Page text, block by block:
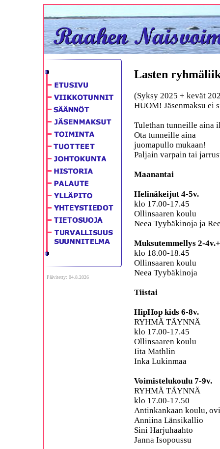
Päivitetty: 04.8.2026
Lasten
(Syksy 2025 + kevät
HUOM! Jäsenmaksu ei
Tulethan tunneille aina
Ota tunneille aina
juomapullo mukaan!
Paljain varpain tai
Maanantai
Helinäkeijut 4-5v.
klo 17.00-17.45
Ollinsaaren koulu
Neea Tyybäkinoja ja
Muksutemmellys 2-
klo 18.00-18.45
Ollinsaaren koulu
Neea Tyybäkinoja
Tiistai
HipHop kids 6-8v.
RYHMÄ TÄYNNÄ
klo 17.00-17.45
Ollinsaaren koulu
Iita Mathlin
Inka Lukinmaa
Voimistelukoulu 7-9v.
RYHMÄ TÄYNNÄ
klo 17.00-17.50
Antinkankaan koulu,
Anniina Länsikallio
Sini Harjuhaahto
Janna Isopoussu